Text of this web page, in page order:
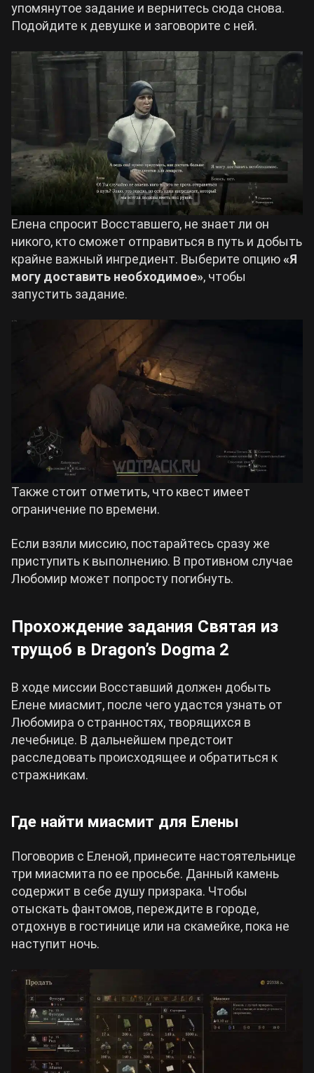
упомянутое задание и вернитесь сюда снова.
Подойдите к девушке и заговорите с ней.
Елена спросит Восставшего, не знает ли он
никого, кто сможет отправиться в путь и добыть
крайне важный ингредиент. Выберите опцию«Я
могу доставить необходимое», чтобы
запустить задание.
Также стоит отметить, что квест имеет
ограничение по времени.
Если взяли миссию, постарайтесь сразу же
приступить к выполнению. В противном случае
Любомир может попросту погибнуть.
Прохождение задания Святая из
трущоб в Dragon’s Dogma 2
В ходе миссии Восставший должен добыть
Елене миасмит, после чего удастся узнать от
Любомира о странностях, творящихся в
лечебнице. В дальнейшем предстоит
расследовать происходящее и обратиться к
стражникам.
Где найти миасмит для Елены
Поговорив с Еленой, принесите настоятельнице
три миасмита по ее просьбе. Данный камень
содержит в себе душу призрака. Чтобы
отыскать фантомов, переждите в городе,
отдохнув в гостинице или на скамейке, пока не
наступит ночь.